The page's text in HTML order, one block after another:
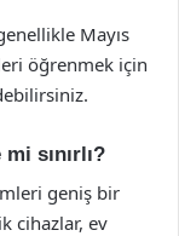
Mayıs
öğrenmek için
sınırlı?
geniş bir
cihazlar, ev